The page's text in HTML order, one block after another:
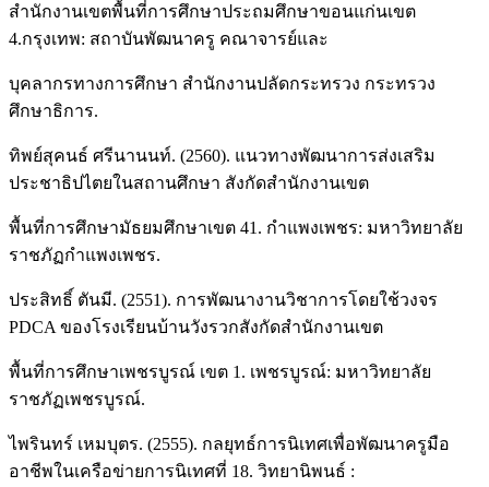
สำนักงานเขตพื้นที่การศึกษาประถมศึกษาขอนแก่นเขต
4.กรุงเทพ: สถาบันพัฒนาครู คณาจารย์และ
บุคลากรทางการศึกษา สำนักงานปลัดกระทรวง กระทรวง
ศึกษาธิการ.
ทิพย์สุคนธ์ ศรีนานนท์. (2560). แนวทางพัฒนาการส่งเสริม
ประชาธิปไตยในสถานศึกษา สังกัดสำนักงานเขต
พื้นที่การศึกษามัธยมศึกษาเขต 41. กำแพงเพชร: มหาวิทยาลัย
ราชภัฏกำแพงเพชร.
ประสิทธิ์ ตันมี. (2551). การพัฒนางานวิชาการโดยใช้วงจร
PDCA ของโรงเรียนบ้านวังรวกสังกัดสำนักงานเขต
พื้นที่การศึกษาเพชรบูรณ์ เขต 1. เพชรบูรณ์: มหาวิทยาลัย
ราชภัฏเพชรบูรณ์.
ไพรินทร์ เหมบุตร. (2555). กลยุทธ์การนิเทศเพื่อพัฒนาครูมือ
อาชีพในเครือข่ายการนิเทศที่ 18. วิทยานิพนธ์ :